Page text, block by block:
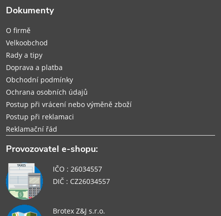
Dokumenty
O firmě
Velkoobchod
Rady a tipy
Doprava a platba
Obchodní podmínky
Ochrana osobních údajů
Postup při vrácení nebo výměně zboží
Postup při reklamaci
Reklamační řád
Provozovatel e-shopu:
IČO : 26034557
DIČ : CZ26034557
Brotex Z&J s.r.o.